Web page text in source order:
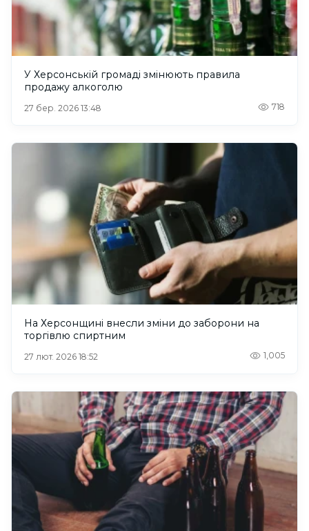
У Херсонській громаді змінюють правила
продажу алкоголю
27 бер. 2026 13:48 718
На Херсонщині внесли зміни до заборони на
торгівлю спиртним
27 лют. 2026 18:52 1,005